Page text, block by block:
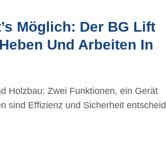
Möglich: Der BG Lift
Und Arbeiten In
Holzbau: Zwei Funktionen, ein Gerät
sind Effizienz und Sicherheit entscheid